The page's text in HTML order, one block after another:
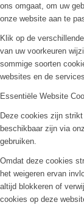
ons omgaat, om uw
onze website aan te
Klik op de
van uw voorkeuren
sommige soorten
websites en de
Essentiële Website
Deze cookies zijn
beschikbaar zijn via
gebruiken.
Omdat deze cookies
het weigeren ervan
altijd blokkeren of
cookies op deze